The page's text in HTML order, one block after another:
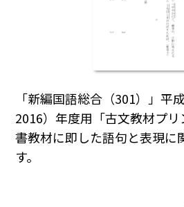
「新編国語総合（301）」平
2016）年度用「古文教材プ
書教材に即した語句と表現に
す。